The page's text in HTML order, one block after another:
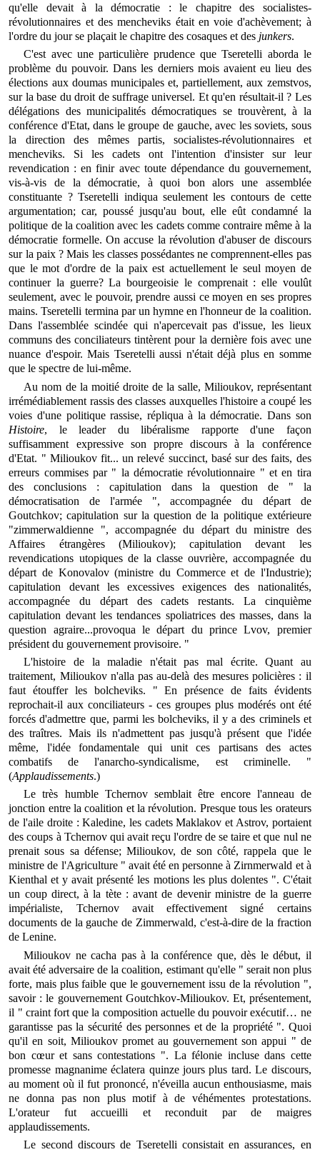
qu'elle devait à la démocratie : le chapitre des socialistes-
révolutionnaires et des mencheviks était en voie d'achèvement; à
l'ordre du jour se plaçait le chapitre des cosaques et des junkers.
C'est avec une particulière prudence que Tseretelli aborda le
problème du pouvoir. Dans les derniers mois avaient eu lieu des
élections aux doumas municipales et, partiellement, aux zemstvos,
sur la base du droit de suffrage universel. Et qu'en résultait-il ? Les
délégations des municipalités démocratiques se trouvèrent, à la
conférence d'Etat, dans le groupe de gauche, avec les soviets, sous
la direction des mêmes partis, socialistes-révolutionnaires et
mencheviks. Si les cadets ont l'intention d'insister sur leur
revendication : en finir avec toute dépendance du gouvernement,
vis-à-vis de la démocratie, à quoi bon alors une assemblée
constituante ? Tseretelli indiqua seulement les contours de cette
argumentation; car, poussé jusqu'au bout, elle eût condamné la
politique de la coalition avec les cadets comme contraire même à la
démocratie formelle. On accuse la révolution d'abuser de discours
sur la paix ? Mais les classes possédantes ne comprennent-elles pas
que le mot d'ordre de la paix est actuellement le seul moyen de
continuer la guerre? La bourgeoisie le comprenait : elle voulût
seulement, avec le pouvoir, prendre aussi ce moyen en ses propres
mains. Tseretelli termina par un hymne en l'honneur de la coalition.
Dans l'assemblée scindée qui n'apercevait pas d'issue, les lieux
communs des conciliateurs tintèrent pour la dernière fois avec une
nuance d'espoir. Mais Tseretelli aussi n'était déjà plus en somme
que le spectre de lui-même.
Au nom de la moitié droite de la salle, Milioukov, représentant
irrémédiablement rassis des classes auxquelles l'histoire a coupé les
voies d'une politique rassise, répliqua à la démocratie. Dans son
Histoire, le leader du libéralisme rapporte d'une façon
suffisamment expressive son propre discours à la conférence
d'Etat. " Milioukov fit... un relevé succinct, basé sur des faits, des
erreurs commises par " la démocratie révolutionnaire " et en tira
des conclusions : capitulation dans la question de " la
démocratisation de l'armée ", accompagnée du départ de
Goutchkov; capitulation sur la question de la politique extérieure
"zimmerwaldienne ", accompagnée du départ du ministre des
Affaires étrangères (Milioukov); capitulation devant les
revendications utopiques de la classe ouvrière, accompagnée du
départ de Konovalov (ministre du Commerce et de l'Industrie);
capitulation devant les excessives exigences des nationalités,
accompagnée du départ des cadets restants. La cinquième
capitulation devant les tendances spoliatrices des masses, dans la
question agraire...provoqua le départ du prince Lvov, premier
président du gouvernement provisoire. "
L'histoire de la maladie n'était pas mal écrite. Quant au
traitement, Milioukov n'alla pas au-delà des mesures policières : il
faut étouffer les bolcheviks. " En présence de faits évidents
reprochait-il aux conciliateurs - ces groupes plus modérés ont été
forcés d'admettre que, parmi les bolcheviks, il y a des criminels et
des traîtres. Mais ils n'admettent pas jusqu'à présent que l'idée
même, l'idée fondamentale qui unit ces partisans des actes
combatifs de l'anarcho-syndicalisme, est criminelle. "
(Applaudissements.)
Le très humble Tchernov semblait être encore l'anneau de
jonction entre la coalition et la révolution. Presque tous les orateurs
de l'aile droite : Kaledine, les cadets Maklakov et Astrov, portaient
des coups à Tchernov qui avait reçu l'ordre de se taire et que nul ne
prenait sous sa défense; Milioukov, de son côté, rappela que le
ministre de l'Agriculture " avait été en personne à Zirnmerwald et à
Kienthal et y avait présenté les motions les plus dolentes ". C'était
un coup direct, à la tète : avant de devenir ministre de la guerre
impérialiste, Tchernov avait effectivement signé certains
documents de la gauche de Zimmerwald, c'est-à-dire de la fraction
de Lenine.
Milioukov ne cacha pas à la conférence que, dès le début, il
avait été adversaire de la coalition, estimant qu'elle " serait non plus
forte, mais plus faible que le gouvernement issu de la révolution ",
savoir : le gouvernement Goutchkov-Milioukov. Et, présentement,
il " craint fort que la composition actuelle du pouvoir exécutif… ne
garantisse pas la sécurité des personnes et de la propriété ". Quoi
qu'il en soit, Milioukov promet au gouvernement son appui " de
bon cœur et sans contestations ". La félonie incluse dans cette
promesse magnanime éclatera quinze jours plus tard. Le discours,
au moment où il fut prononcé, n'éveilla aucun enthousiasme, mais
ne donna pas non plus motif à de véhémentes protestations.
L'orateur fut accueilli et reconduit par de maigres
applaudissements.
Le second discours de Tseretelli consistait en assurances, en